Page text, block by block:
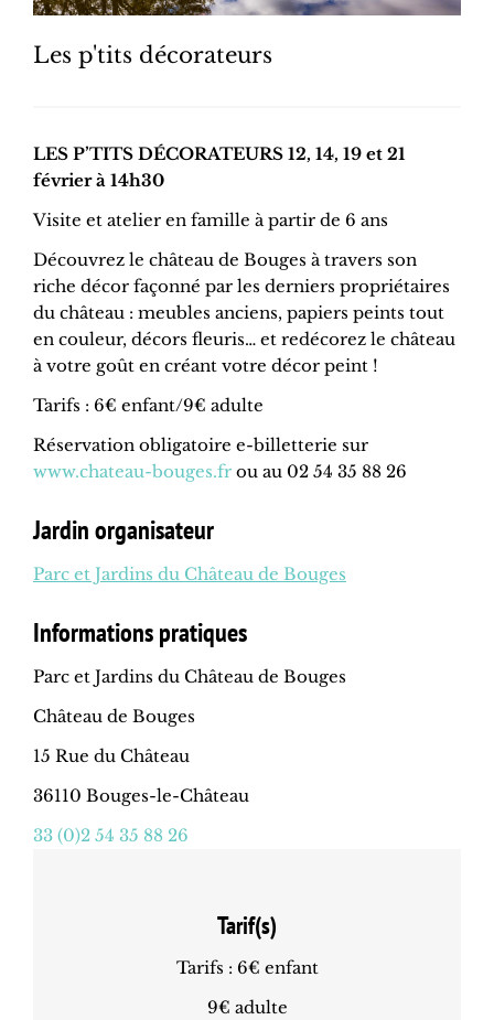
Les p'tits décorateurs
LES P’TITS DÉCORATEURS 12, 14, 19 et 21
février à 14h30
Visite et atelier en famille à partir de 6 ans
Découvrez le château de Bouges à travers son
riche décor façonné par les derniers propriétaires
du château : meubles anciens, papiers peints tout
en couleur, décors fleuris… et redécorez le château
à votre goût en créant votre décor peint !
Tarifs : 6€ enfant/9€ adulte
Réservation obligatoire e-billetterie sur
www.chateau-bouges.fr ou au 02 54 35 88 26
Jardin organisateur
Parc et Jardins du Château de Bouges
Informations pratiques
Parc et Jardins du Château de Bouges
Château de Bouges
15 Rue du Château
36110 Bouges-le-Château
33 (0)2 54 35 88 26
Tarif(s)
Tarifs : 6€ enfant
9€ adulte